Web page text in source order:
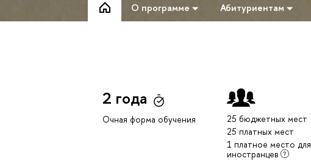
О программе Абитуриентам
2 года
Очная форма обучения
25 бюджетных мест
25 платных мест
1 платное место для
иностранцев